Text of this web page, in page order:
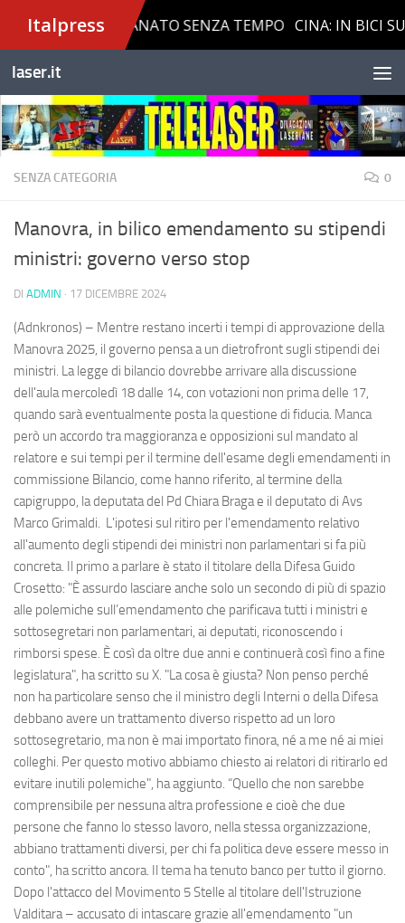
Salta al contenuto
laser.it
SENZA CATEGORIA 0
Manovra, in bilico emendamento su stipendi
ministri: governo verso stop
DI ADMIN · 17 DICEMBRE 2024
(Adnkronos) – Mentre restano incerti i tempi di approvazione della
Manovra 2025, il governo pensa a un dietrofront sugli stipendi dei
ministri. La legge di bilancio dovrebbe arrivare alla discussione
dell'aula mercoledì 18 dalle 14, con votazioni non prima delle 17,
quando sarà eventualmente posta la questione di fiducia. Manca
però un accordo tra maggioranza e opposizioni sul mandato al
relatore e sui tempi per il termine dell'esame degli emendamenti in
commissione Bilancio, come hanno riferito, al termine della
capigruppo, la deputata del Pd Chiara Braga e il deputato di Avs
Marco Grimaldi. L'ipotesi sul ritiro per l'emendamento relativo
all'aumento degli stipendi dei ministri non parlamentari si fa più
concreta. Il primo a parlare è stato il titolare della Difesa Guido
Crosetto: "È assurdo lasciare anche solo un secondo di più di spazio
alle polemiche sull’emendamento che parificava tutti i ministri e
sottosegretari non parlamentari, ai deputati, riconoscendo i
rimborsi spese. È così da oltre due anni e continuerà così fino a fine
legislatura", ha scritto su X. "La cosa è giusta? Non penso perché
non ha particolare senso che il ministro degli Interni o della Difesa
debbano avere un trattamento diverso rispetto ad un loro
sottosegretario, ma non è mai importato finora, né a me né ai miei
colleghi. Per questo motivo abbiamo chiesto ai relatori di ritirarlo ed
evitare inutili polemiche", ha aggiunto. “Quello che non sarebbe
comprensibile per nessuna altra professione e cioè che due
persone che fanno lo stesso lavoro, nella stessa organizzazione,
abbiano trattamenti diversi, per chi fa politica deve essere messo in
conto", ha scritto ancora. Il tema ha tenuto banco per tutto il giorno.
Dopo l'attacco del Movimento 5 Stelle al titolare dell'Istruzione
Valditara – accusato di intascare grazie all'emendamento "un